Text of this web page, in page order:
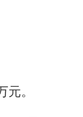
元。